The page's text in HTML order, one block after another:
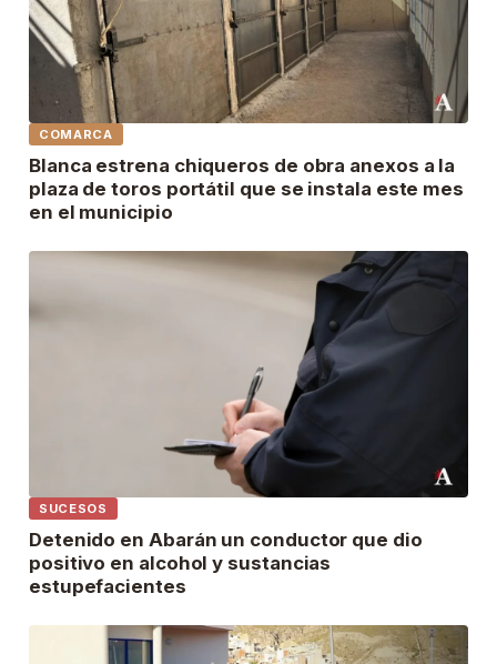
COMARCA
Blanca estrena chiqueros de obra anexos a la
plaza de toros portátil que se instala este mes
en el municipio
SUCESOS
Detenido en Abarán un conductor que dio
positivo en alcohol y sustancias
estupefacientes